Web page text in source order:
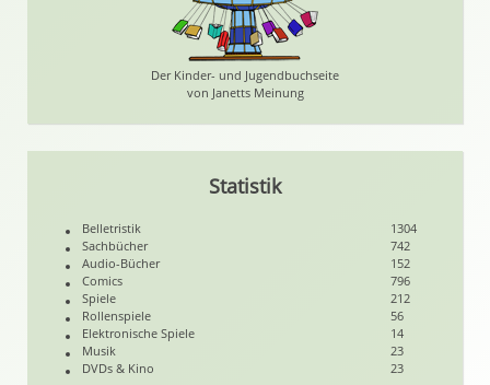
Der Kinder- und Jugendbuchseite
von Janetts Meinung
Statistik
Belletristik
1304
Sachbücher
742
Audio-Bücher
152
Comics
796
Spiele
212
Rollenspiele
56
Elektronische Spiele
14
Musik
23
DVDs & Kino
23